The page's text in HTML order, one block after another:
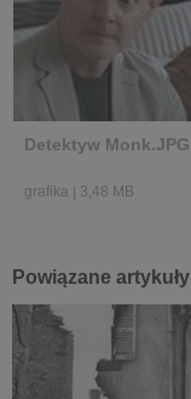
Detektyw Monk.JPG
grafika 3,48 MB
Powiązane artykuły